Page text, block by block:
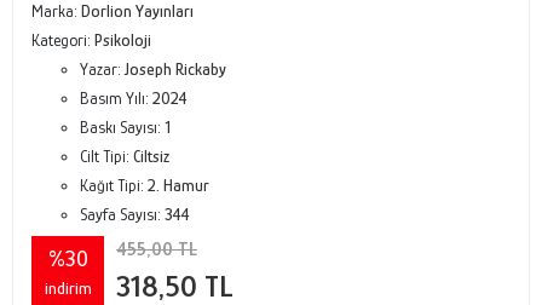
Marka: Dorlion Yayınları
Kategori: Psikoloji
Yazar: Joseph Rickaby
Basım Yılı: 2024
Baskı Sayısı: 1
Cilt Tipi: Ciltsiz
Kağıt Tipi: 2. Hamur
Sayfa Sayısı: 344
%30
indirim
455,00 TL
318,50 TL